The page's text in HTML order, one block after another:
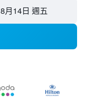
8月14日 週五